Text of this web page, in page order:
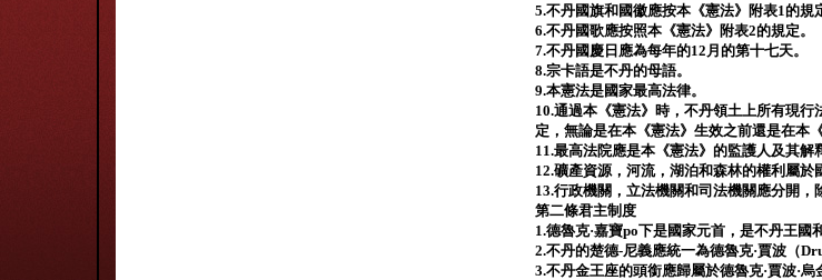
5.不丹國旗和國徽應按本《憲法》附表1的規
6.不丹國歌應按照本《憲法》附表2的規定。
7.不丹國慶日應為每年的12月的第十七天。
8.宗卡語是不丹的母語。
9.本憲法是國家最高法律。
10.通過本《憲法》時，不丹領土上所有現
定，無論是在本《憲法》生效之前還是在本
11.最高法院應是本《憲法》的監護人及其解
12.礦產資源，河流，湖泊和森林的權利屬於
13.行政機關，立法機關和司法機關應分開，
第二條君主制度
1.德魯克·嘉寶po下是國家元首，是不丹王國
2.不丹的楚德-尼義應統一為德魯克·賈波（
3.不丹金王座的頭銜應歸屬於德魯克·賈波·